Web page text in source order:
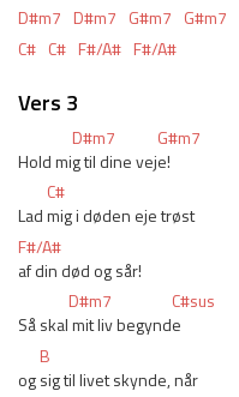
D#m7 D#m7 G#m7 G#m7
C# C# F#/A# F#/A#
Vers 3
D#m7
G#m7
Hold mig til dine veje!
C#
Lad mig i døden eje trøst
F#/A#
af din død og sår!
D#m7
C#sus
Så skal mit liv begynde
B
og sig til livet skynde, når